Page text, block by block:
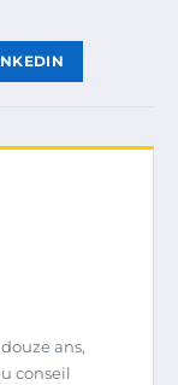
ans,
conseil